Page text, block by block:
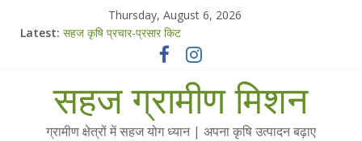
Thursday, August 6, 2026
Latest: सहज कृषि प्रचार-प्रसार किट
Standee Designs @ 2025 for Sahaj Krishi Promotions
Chalo Gaon Ki Or Abhiyaan - 2025-26
Collected Talks on Vibrated Water
सहज ग्रामीण मिशन
ग्रामीण क्षेत्रों में सहज योग ध्यान | अपना कृषि उत्पादन बढ़ाए